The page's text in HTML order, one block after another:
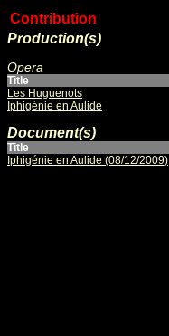
Contribution
Production(s)
Opera
Title
Les Huguenots
Iphigénie en Aulide
Document(s)
Title
Iphigénie en Aulide (08/12/2009)